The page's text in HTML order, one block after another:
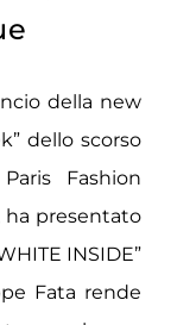
della new
dello scorso
Fashion
ha presentato
INSIDE”
Fata rende